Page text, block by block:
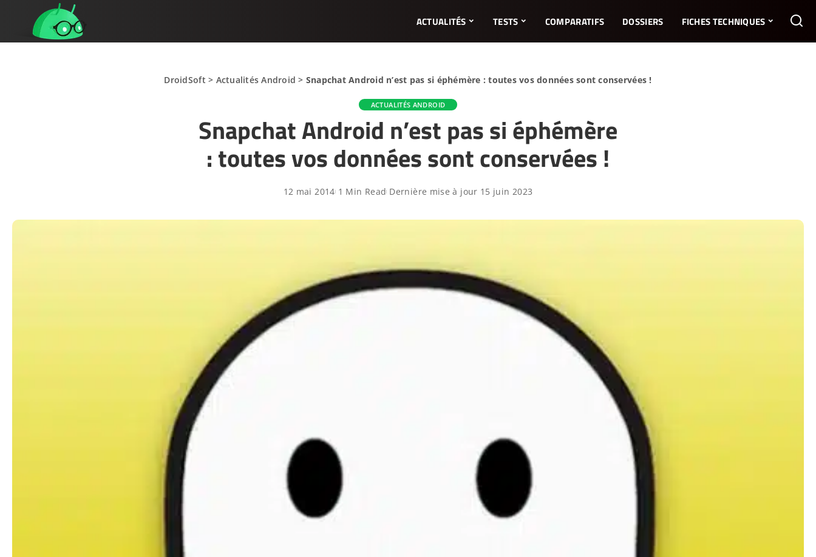
ACTUALITÉS TESTS COMPARATIFS DOSSIERS FICHES TECHNIQUES
DroidSoft > Actualités Android > Snapchat Android n’est pas si éphémère : toutes vos données sont conservées !
ACTUALITÉS ANDROID
Snapchat Android n’est pas si éphémère
: toutes vos données sont conservées !
12 mai 2014 1 Min Read Dernière mise à jour 15 juin 2023